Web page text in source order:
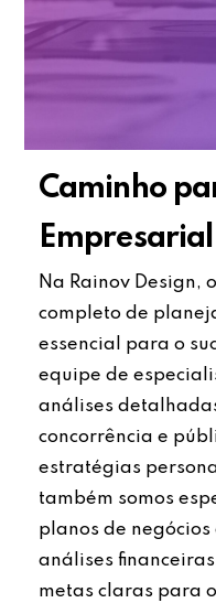
Caminho
Empresarial
Na Rainov Design,
completo de
essencial para o
equipe de
análises
concorrência e
estratégias
também somos
planos de
análises
metas claras para